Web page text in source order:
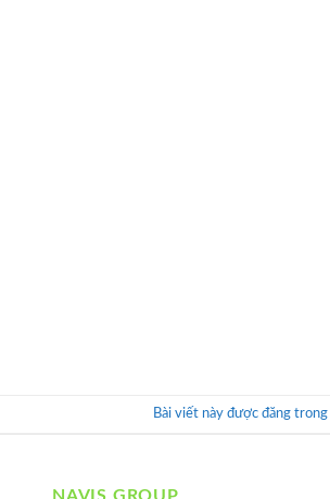
Bài viết này được đăng trong